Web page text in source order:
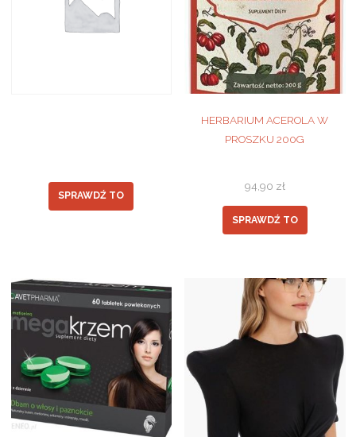
SPRAWDŹ TO
HERBARIUM ACEROLA W
PROSZKU 200G
94,90 zł
SPRAWDŹ TO